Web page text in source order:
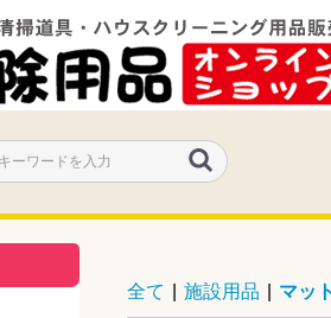
全て 施設用品 マッ